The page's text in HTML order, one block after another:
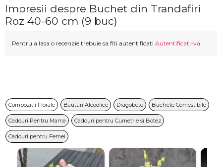
Impresii despre Buchet din Trandafiri
Roz 40-60 cm (9 buc)
Pentru a lasa o recenzie trebuie sa fiti autentificati Autentificati-va
Compozitii Florale Bauturi Alcoolice Dragobete Buchete Comestibile
Cadouri Pentru Mama Cadouri pentru Cumetrie si Botez
Cadouri pentru Femei